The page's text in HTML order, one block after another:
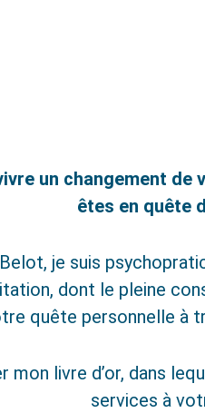
un changement
êtes en quête
je suis
dont le pleine
quête personnelle à
mon livre d’or, dans
services à